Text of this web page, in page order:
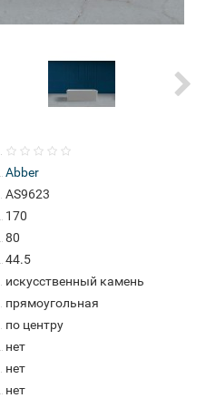
Abber
AS9623
170
80
44.5
искусственный камень
прямоугольная
по центру
нет
нет
нет